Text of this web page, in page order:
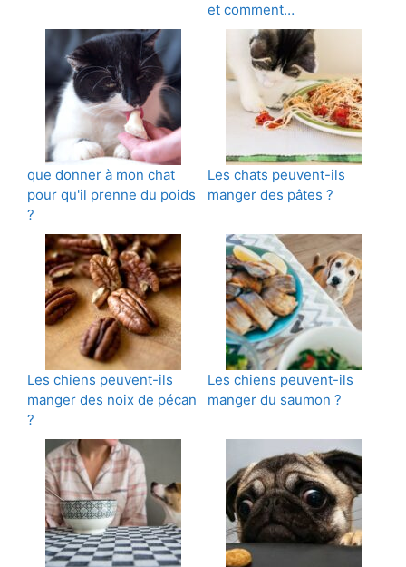
et comment…
que donner à mon chat
pour qu'il prenne du poids
?
Les chats peuvent-ils
manger des pâtes ?
Les chiens peuvent-ils
manger des noix de pécan
?
Les chiens peuvent-ils
manger du saumon ?